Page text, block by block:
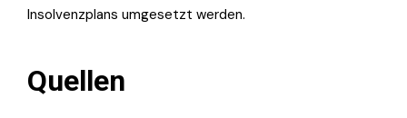
Insolvenzplans umgesetzt werden.
Quellen